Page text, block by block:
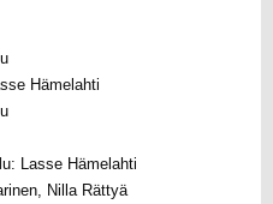
Hämelahti
Lasse Hämelahti
Nilla Rättyä